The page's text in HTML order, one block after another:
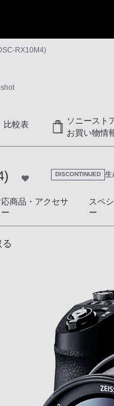
RX10M4)
比較表
ソニースト
お買い物情
DISCONTINUED 生
性能
商品・アクセサ
ー
スペ
ー